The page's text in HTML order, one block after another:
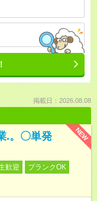
掲載日：2026.08.08
NEW
.。〇単発
歓迎
ブランクOK